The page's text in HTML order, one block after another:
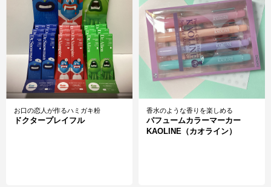
お口の恋人が作るハミガキ粉
ドクタープレイフル
香水のような香りを楽しめる
パフュームカラーマーカー
KAOLINE（カオライン）